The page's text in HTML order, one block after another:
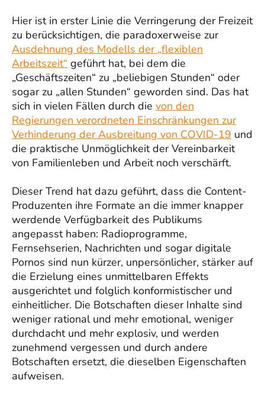
Hier ist in erster Linie die Verringerung der Freizeit
zu berücksichtigen, die paradoxerweise zur
Ausdehnung des Modells der „flexiblen
Arbeitszeit“ geführt hat, bei dem die
„Geschäftszeiten“ zu „beliebigen Stunden“ oder
sogar zu „allen Stunden“ geworden sind. Das hat
sich in vielen Fällen durch die von den
Regierungen verordneten Einschränkungen zur
Verhinderung der Ausbreitung von COVID-19 und
die praktische Unmöglichkeit der Vereinbarkeit
von Familienleben und Arbeit noch verschärft.
Dieser Trend hat dazu geführt, dass die Content-
Produzenten ihre Formate an die immer knapper
werdende Verfügbarkeit des Publikums
angepasst haben: Radioprogramme,
Fernsehserien, Nachrichten und sogar digitale
Pornos sind nun kürzer, unpersönlicher, stärker auf
die Erzielung eines unmittelbaren Effekts
ausgerichtet und folglich konformistischer und
einheitlicher. Die Botschaften dieser Inhalte sind
weniger rational und mehr emotional, weniger
durchdacht und mehr explosiv, und werden
zunehmend vergessen und durch andere
Botschaften ersetzt, die dieselben Eigenschaften
aufweisen.